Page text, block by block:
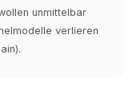
unmittelbar
verlieren